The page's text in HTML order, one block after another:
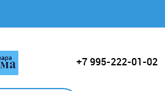
+7 995-222-01-02